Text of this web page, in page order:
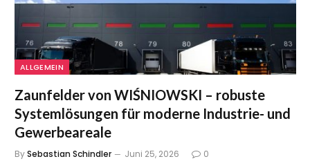
ALLGEMEIN
Zaunfelder von WIŚNIOWSKI – robuste
Systemlösungen für moderne Industrie- und
Gewerbeareale
BySebastian Schindler Juni 25, 2026 0